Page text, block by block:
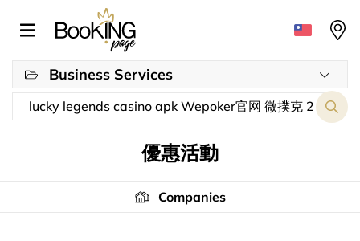
Business Services
優惠活動
Companies